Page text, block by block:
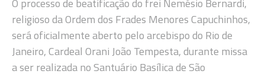
O processo de beatificação do frei Nemésio Bernardi,
religioso da Ordem dos Frades Menores Capuchinhos,
será oficialmente aberto pelo arcebispo do Rio de
Janeiro, Cardeal Orani João Tempesta, durante missa
a ser realizada no Santuário Basílica de São